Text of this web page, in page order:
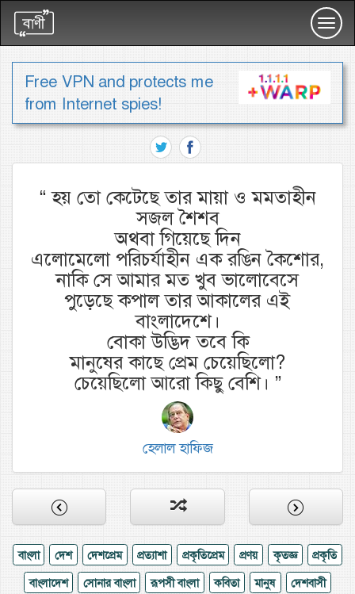
Free VPN and protects me
from Internet spies!
“হয় তো কেটেছে তার মায়া ও মমতাহীন
সজল শৈশব
অথবা গিয়েছে দিন
এলোমেলো পরিচর্যাহীন এক রঙিন কৈশোর,
নাকি সে আমার মত খুব ভালোবেসে
পুড়েছে কপাল তার আকালের এই
বাংলাদেশে।
বোকা উদ্ভিদ তবে কি
মানুষের কাছে প্রেম চেয়েছিলো?
চেয়েছিলো আরো কিছু বেশি। ”
হেলাল হাফিজ
বাংলা দেশ দেশপ্রেম প্রত্যাশা প্রকৃতিপ্রেম প্রণয় কৃতজ্ঞ
প্রকৃতি
বাংলাদেশ
সোনার বাংলা রূপসী বাংলা কবিতা মানুষ
দেশবাসী